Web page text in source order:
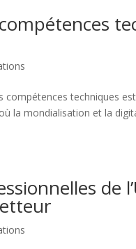
compétences techniques
la mondialisation et la
de